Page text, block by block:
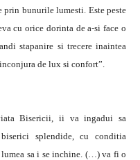
bunurile lumesti. Este peste
cu orice dorinta de a-si face o
stapanire si trecere inaintea
de lux si confort”.
Bisericii, ii va ingadui sa
splendide, cu conditia
sa i se inchine. (…) va fi o